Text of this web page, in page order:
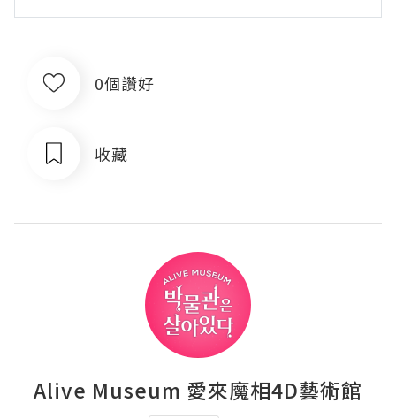
0個讚好
收藏
Alive Museum 愛來魔相4D藝術館